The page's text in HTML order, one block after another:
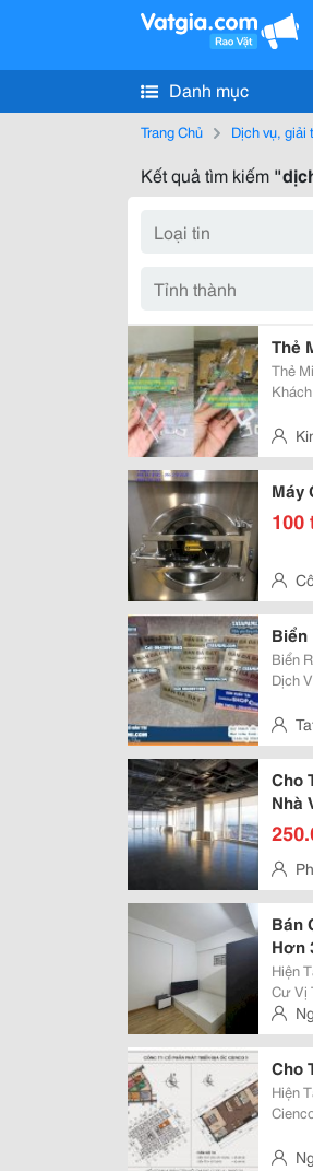
Danh mục
Trang Chủ Dịch vụ, giải
Kết quả tìm kiếm
Thẻ
Thẻ Mica
Máy
100
Biển
Biển
Dịch Vụ Chuyên
Inox
Cho
Nhà
Bán
Hơn
Hiện
Cư Vị
Công
Vài
Cho
Hiện
Tích: